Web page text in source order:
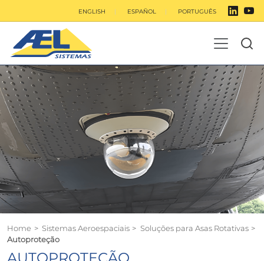
ENGLISH ESPAÑOL PORTUGUÊS
Home > Sistemas Aeroespaciais> Soluções para Asas Rotativas>
Autoproteção